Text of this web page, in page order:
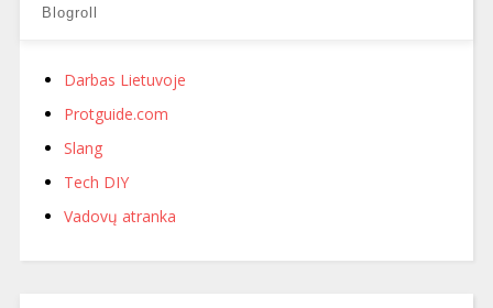
Blogroll
Darbas Lietuvoje
Protguide.com
Slang
Tech DIY
Vadovų atranka